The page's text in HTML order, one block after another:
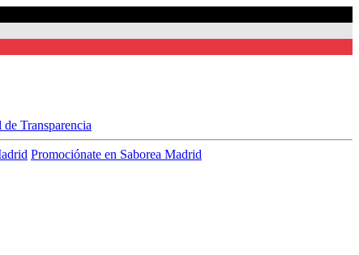
de Transparencia
Promociónate en Saborea Madrid